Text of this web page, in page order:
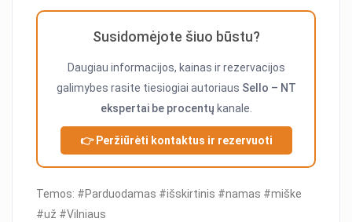
Susidomėjote šiuo būstu?
Daugiau informacijos, kainas ir rezervacijos
galimybes rasite tiesiogiai autoriaus Sello – NT
ekspertai be procentų kanale.
👉 Peržiūrėti kontaktus ir rezervuoti
Temos: #Parduodamas #išskirtinis #namas #miške
#už #Vilniaus